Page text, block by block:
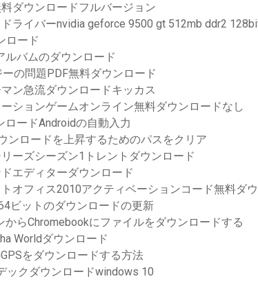
ダウンロードフルバージョン
ライバーnvidia geforce 9500 gt 512mb ddr2
ロード
ルバムのダウンロード
の問題PDF無料ダウンロード
ン急流ダウンロードキッカス
ションゲームオンライン無料ダウンロードなし
ロードAndroidの自動入力
ンロードを上昇するためのパスをクリア
ーズシーズン1トレントダウンロード
エディターダウンロード
オフィス2010アクティベーションコード無料ダ
ビットのダウンロードの更新
からChromebookにファイルをダウンロードする
Worldダウンロード
をダウンロードする方法
ックダウンロードwindows 10